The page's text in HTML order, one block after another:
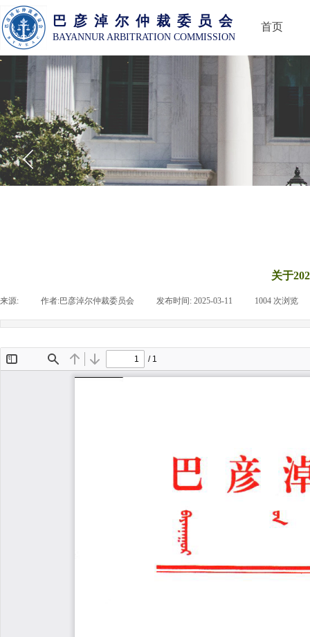
巴 彦 淖 尔 仲 裁 委 员 会
BAYANNUR ARBITRATION COMMISSION
首页
关于
来源: 作者:巴彦淖尔仲裁委员会 发布时间: 2025-03-11 1004 次浏览